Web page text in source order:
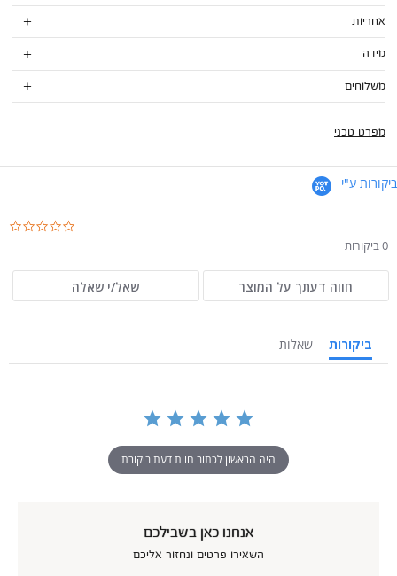
אחריות
מידה
משלוחים
מפרט טכני
ביקורות ע"י
0 ביקורות
חווה דעתך על המוצר שאל/י שאלה
ביקורות שאלות
היה הראשון לכתוב חוות דעת ביקורת
אנחנו כאן בשבילכם
השאירו פרטים ונחזור אליכם